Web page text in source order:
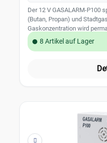
Der 12 V GASALARM-P100
(Butan, Propan) und
Gaskonzentration wird
hochwertigen Gas-Sensor
sofort bei Gasaustritt, lange
erfolgt durch ein lautes
(-10% / +20%) 230 V
Schaltnetzteil QUATPOWER
A Stromaufnahme: max.250 mA -
8 Artikel auf Lager